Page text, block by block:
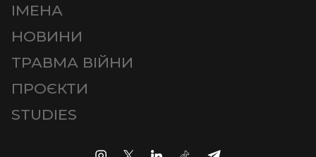
ІМЕНА
НОВИНИ
ТРАВМА ВІЙНИ
ПРОЄКТИ
STUDIES